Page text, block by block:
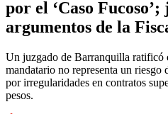
por el ‘Caso
argumentos de la
Un juzgado de Barranquilla ratificó
mandatario no representa un riesgo
por irregularidades en contratos
pesos.